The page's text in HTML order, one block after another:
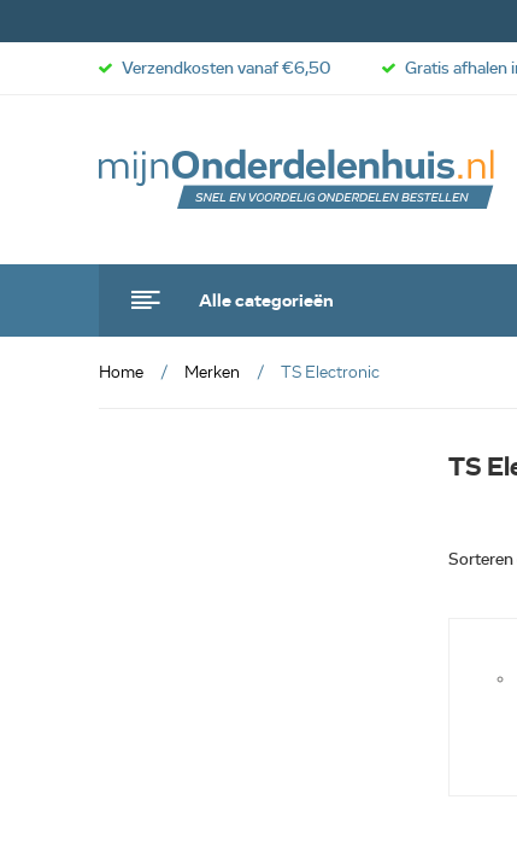
Alle categorieën
Verzendkosten vanaf €6,50 Gratis afhalen
Home Merken TS Electronic
TS
Sorteren